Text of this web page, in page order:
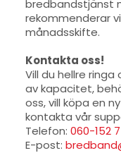
bredbandstjänst
rekommenderar
månadsskifte.
Kontakta oss!
Vill du hellre
av kapacitet,
oss, vill köpa en
kontakta vår
Telefon: 060-152
E-post: